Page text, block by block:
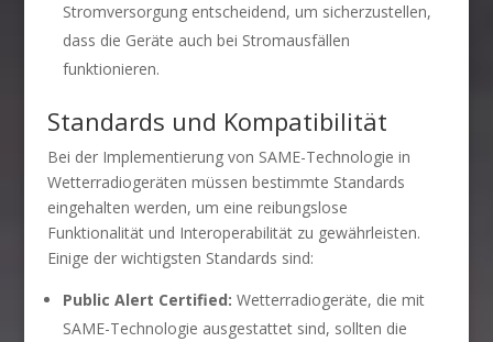
Stromversorgung entscheidend, um sicherzustellen,
dass die Geräte auch bei Stromausfällen
funktionieren.
Standards und Kompatibilität
Bei der Implementierung von SAME-Technologie in
Wetterradiogeräten müssen bestimmte Standards
eingehalten werden, um eine reibungslose
Funktionalität und Interoperabilität zu gewährleisten.
Einige der wichtigsten Standards sind:
Public Alert Certified: Wetterradiogeräte, die mit
SAME-Technologie ausgestattet sind, sollten die